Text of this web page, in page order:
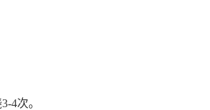
4次。